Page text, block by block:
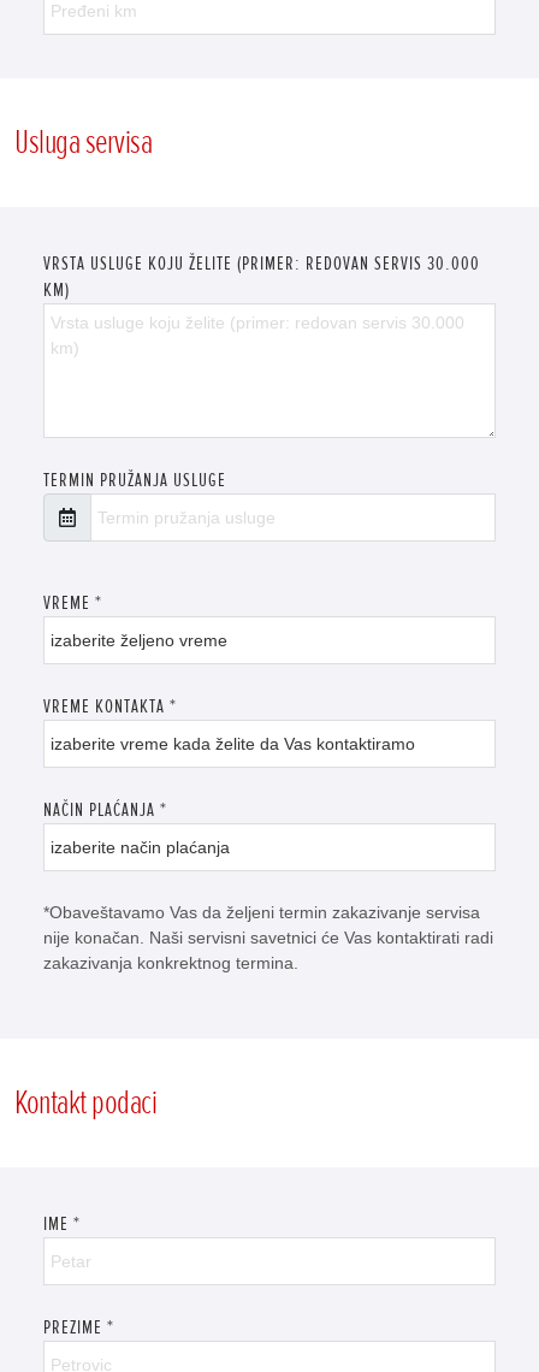
Usluga servisa
VRSTA USLUGE KOJU ŽELITE (PRIMER: REDOVAN SERVIS 30.000
KM)
TERMIN PRUŽANJA USLUGE
VREME *
VREME KONTAKTA *
NAČIN PLAĆANJA *
*Obaveštavamo Vas da željeni termin zakazivanje servisa
nije konačan. Naši servisni savetnici će Vas kontaktirati radi
zakazivanja konkrektnog termina.
Kontakt podaci
IME *
PREZIME *